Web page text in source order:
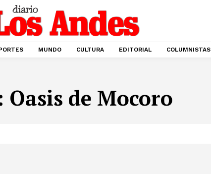
MUNDO CULTURA EDITORIAL COLUMNISTAS
Oasis de Mocoro